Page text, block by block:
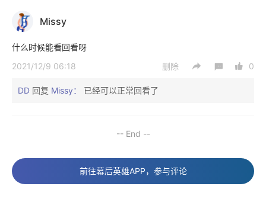
Missy
什么时候能看回看呀
2021/12/9 06:18
删除 0
DD 回复 Missy： 已经可以正常回看了
-- End --
前往幕后英雄APP，参与评论